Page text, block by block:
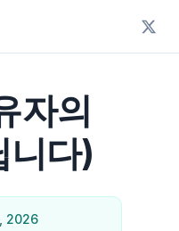
자의
니다)
2026